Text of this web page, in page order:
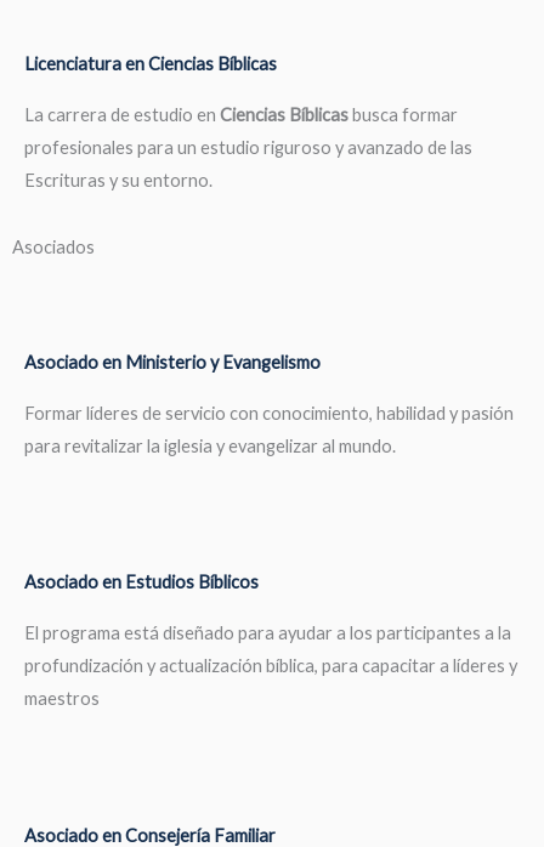
Licenciatura en Ciencias Bíblicas
La carrera de estudio en Ciencias Bíblicasbusca formar
profesionales para un estudio riguroso y avanzado de las
Escrituras y su entorno.
Asociados
Asociado en Ministerio y Evangelismo
Formar líderes de servicio con conocimiento, habilidad y pasión
para revitalizar la iglesia y evangelizar al mundo.
Asociado en Estudios Bíblicos
El programa está diseñado para ayudar a los participantes a la
profundización y actualización bíblica, para capacitar a líderes y
maestros
Asociado en Consejería Familiar